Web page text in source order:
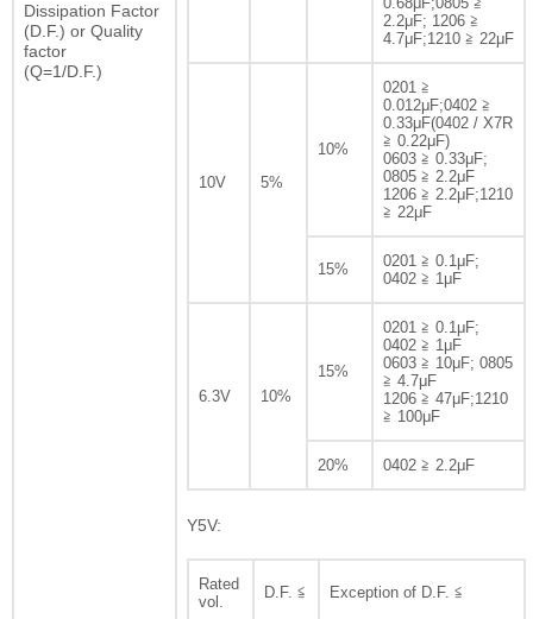
Dissipation Factor
(D.F.) or Quality
factor
(Q=1/D.F.)
2.2μF; 1206 ≧
4.7μF;1210 ≧ 22μF
10V 5%
10%
0201 ≧
0.012μF;0402 ≧
0.33μF(0402 / X7R
≧ 0.22μF)
0603 ≧ 0.33μF;
0805 ≧ 2.2μF
1206 ≧ 2.2μF;1210
≧ 22μF
15%
0201 ≧ 0.1μF;
0402 ≧ 1μF
6.3V 10%
15%
0201 ≧ 0.1μF;
0402 ≧ 1μF
0603 ≧ 10μF; 0805
≧ 4.7μF
1206 ≧ 47μF;1210
≧ 100μF
20% 0402 ≧ 2.2μF
Y5V:
Rated
vol.
D.F. ≦ Exception of D.F. ≦